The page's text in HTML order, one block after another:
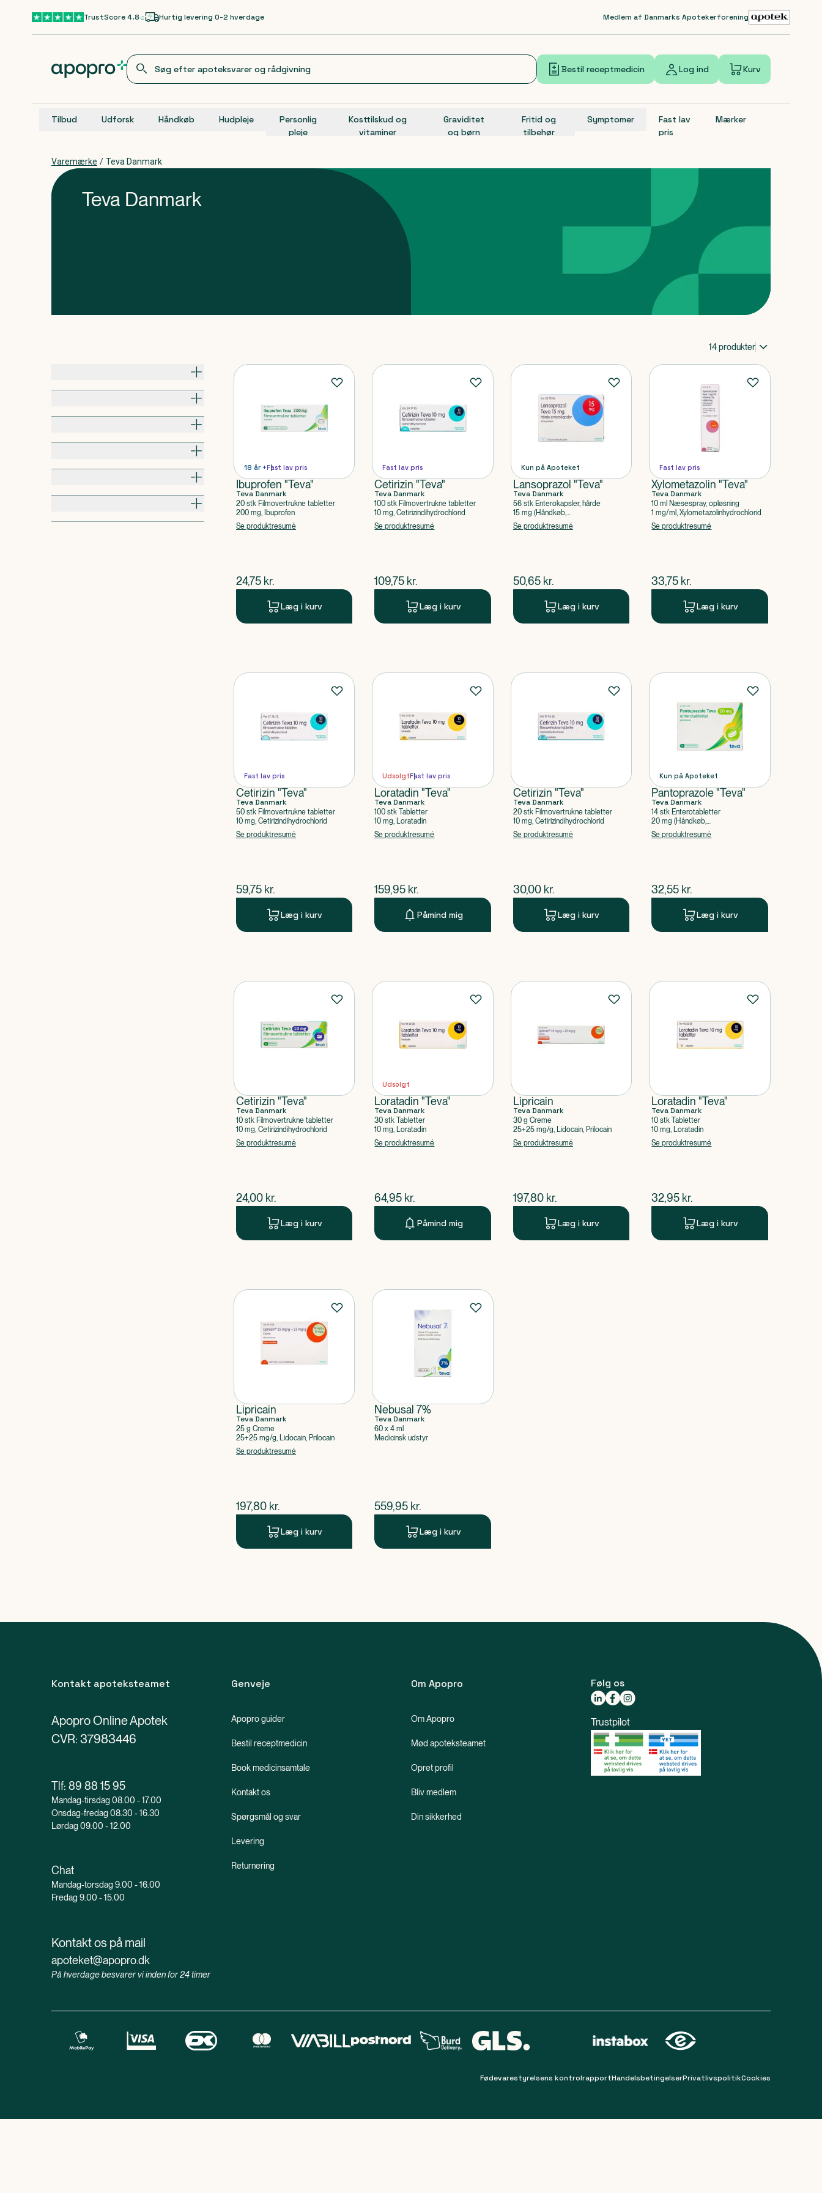
Gå til hovedindholdTrustScore 4.8 Hurtig levering 0-2 hverdage Medlem af Danmarks Apotekerforening
Bestil receptmedicin Log ind Kurv
Tilbud Udforsk Håndkøb Hudpleje
Personlig
pleje
Kosttilskud og
vitaminer
Graviditet
og børn
Fritid og
tilbehør
Symptomer
Fast lav
pris
Mærker
Varemærke / Teva Danmark
Teva Danmark
14produkter
18 år +Fast lav pris
Ibuprofen "Teva"
Teva Danmark
20 stk Filmovertrukne tabletter
200 mg, Ibuprofen
Se produktresumé
$nuværende pris
24,75 kr.
Læg i kurv
Fast lav pris
Cetirizin "Teva"
Teva Danmark
100 stk Filmovertrukne tabletter
10 mg, Cetirizindihydrochlorid
Se produktresumé
$nuværende pris
109,75 kr.
Læg i kurv
Kun på Apoteket
Lansoprazol "Teva"
Teva Danmark
56 stk Enterokapsler, hårde
15 mg (Håndkøb,
apoteksforbeholdt), Lansoprazol
Se produktresumé
$nuværende pris
50,65 kr.
Læg i kurv
Fast lav pris
Xylometazolin "Teva"
Teva Danmark
10 ml Næsespray, opløsning
1 mg/ml, Xylometazolinhydrochlorid
Se produktresumé
$nuværende pris
33,75 kr.
Læg i kurv
Fast lav pris
Cetirizin "Teva"
Teva Danmark
50 stk Filmovertrukne tabletter
10 mg, Cetirizindihydrochlorid
Se produktresumé
$nuværende pris
59,75 kr.
Læg i kurv
UdsolgtFast lav pris
Loratadin "Teva"
Teva Danmark
100 stk Tabletter
10 mg, Loratadin
Se produktresumé
$nuværende pris
159,95 kr.
Påmind mig
Cetirizin "Teva"
Teva Danmark
20 stk Filmovertrukne tabletter
10 mg, Cetirizindihydrochlorid
Se produktresumé
$nuværende pris
30,00 kr.
Læg i kurv
Kun på Apoteket
Pantoprazole "Teva"
Teva Danmark
14 stk Enterotabletter
20 mg (Håndkøb,
apoteksforbeholdt),
Se produktresumé
$nuværende pris
32,55 kr.
Læg i kurv
Cetirizin "Teva"
Teva Danmark
10 stk Filmovertrukne tabletter
10 mg, Cetirizindihydrochlorid
Se produktresumé
$nuværende pris
24,00 kr.
Læg i kurv
Udsolgt
Loratadin "Teva"
Teva Danmark
30 stk Tabletter
10 mg, Loratadin
Se produktresumé
$nuværende pris
64,95 kr.
Påmind mig
Lipricain
Teva Danmark
30 g Creme
25+25 mg/g, Lidocain, Prilocain
Se produktresumé
$nuværende pris
197,80 kr.
Læg i kurv
Loratadin "Teva"
Teva Danmark
10 stk Tabletter
10 mg, Loratadin
Se produktresumé
$nuværende pris
32,95 kr.
Læg i kurv
Lipricain
Teva Danmark
25 g Creme
25+25 mg/g, Lidocain, Prilocain
Se produktresumé
$nuværende pris
197,80 kr.
Læg i kurv
Nebusal 7%
Teva Danmark
60 x 4 ml
Medicinsk udstyr
$nuværende pris
559,95 kr.
Læg i kurv
Kontakt apoteksteamet
Apopro Online Apotek
CVR: 37983446
Tlf: 89 88 15 95
Mandag-tirsdag 08.00 - 17.00
Onsdag-fredag 08.30 - 16.30
Lørdag 09.00 - 12.00
Chat
Mandag-torsdag 9.00 - 16.00
Fredag 9.00 - 15.00
Kontakt os på mail
apoteket@apopro.dk
På hverdage besvarer vi inden for 24 timer
Genveje
Apopro guider
Bestil receptmedicin
Book medicinsamtale
Kontakt os
Spørgsmål og svar
Levering
Returnering
Om Apopro
Om Apopro
Mød apoteksteamet
Opret profil
Bliv medlem
Din sikkerhed
Følg os
Trustpilot
Fødevarestyrelsens kontrolrapportHandelsbetingelserPrivatlivspolitikCookies